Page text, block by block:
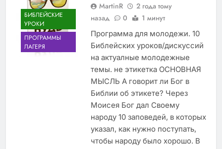
БИБЛЕЙСКИЕ
УРОКИ
ПРОГРАММЫ
ЛАГЕРЯ
MartinR
2 года тому
назад
0 1 минут
Программа для молодежи. 10
Библейских уроков/дискуссий
на актуалные молодежные
темы. не этикетка ОСНОВНАЯ
МЫСЛЬ А говорит ли Бог в
Библии об этикете? Через
Моисея Бог дал Своему
народу 10 заповедей, в которых
указал, как нужно поступать,
чтобы народу было хорошо. В